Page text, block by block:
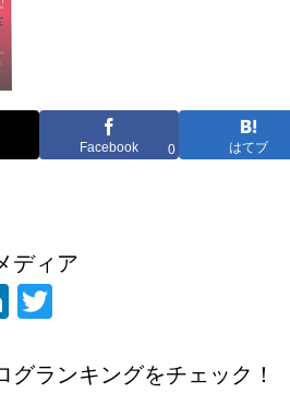
Facebook 0 はてブ
ディア
Li
k
tt
グランキングをチェック！